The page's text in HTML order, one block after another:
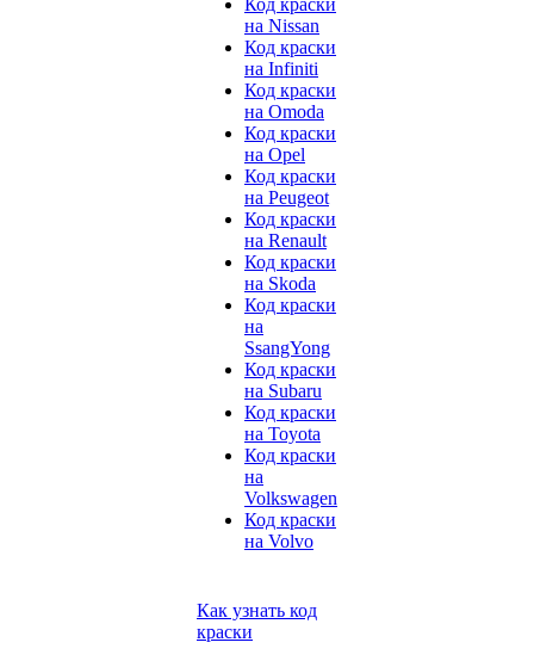
Код краски
на Nissan
Код краски
на Infiniti
Код краски
на Omoda
Код краски
на Opel
Код краски
на Peugeot
Код краски
на Renault
Код краски
на Skoda
Код краски
на
SsangYong
Код краски
на Subaru
Код краски
на Toyota
Код краски
на
Volkswagen
Код краски
на Volvo
Как узнать код
краски